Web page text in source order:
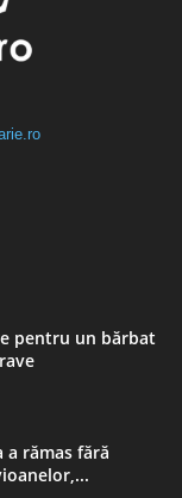
pentru un bărbat
a rămas fără